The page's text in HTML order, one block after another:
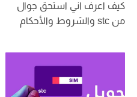
كيف اعرف اني استحق جوال
من stc والشروط والأحكام